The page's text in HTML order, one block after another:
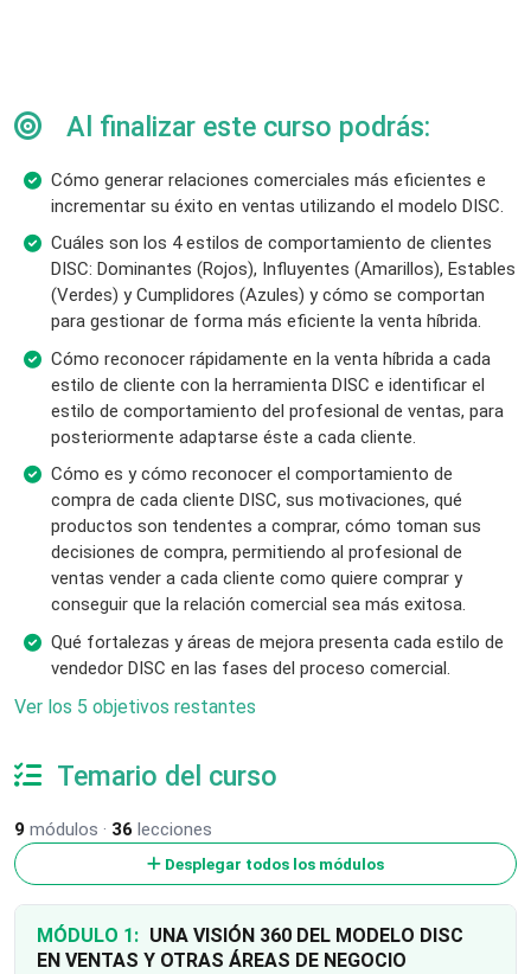
Al finalizar este curso podrás:
Cómo generar relaciones comerciales más eficientes e
incrementar su éxito en ventas utilizando el modelo DISC.
Cuáles son los 4 estilos de comportamiento de clientes
DISC: Dominantes (Rojos), Influyentes (Amarillos), Estables
(Verdes) y Cumplidores (Azules) y cómo se comportan
para gestionar de forma más eficiente la venta híbrida.
Cómo reconocer rápidamente en la venta híbrida a cada
estilo de cliente con la herramienta DISC e identificar el
estilo de comportamiento del profesional de ventas, para
posteriormente adaptarse éste a cada cliente.
Cómo es y cómo reconocer el comportamiento de
compra de cada cliente DISC, sus motivaciones, qué
productos son tendentes a comprar, cómo toman sus
decisiones de compra, permitiendo al profesional de
ventas vender a cada cliente como quiere comprar y
conseguir que la relación comercial sea más exitosa.
Qué fortalezas y áreas de mejora presenta cada estilo de
vendedor DISC en las fases del proceso comercial.
Ver los 5 objetivos restantes
Temario del curso
9 módulos · 36 lecciones
Desplegar todos los módulos
MÓDULO 1:
EN VENTAS Y OTRAS ÁREAS DE NEGOCIO